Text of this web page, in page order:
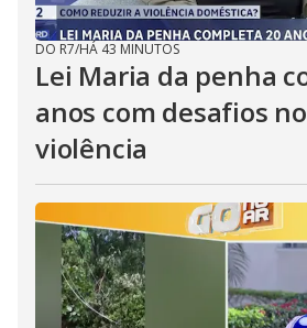
DO R7/HÁ 43 MINUTOS
Lei Maria da penha
anos com desafios
violência